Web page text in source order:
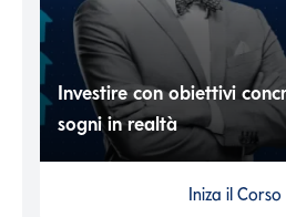
Investire con obiettivi
sogni in realtà
Iniza il Corso